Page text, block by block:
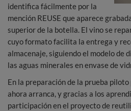
identifica fácilmente por la
mención REUSE que aparece
superior de la botella. El vino se
cuyo formato facilita la entrega y
almacenaje, siguiendo el modelo de
las aguas minerales en envase de
En la preparación de la prueba
ahora arranca, y gracias a los
participación en el proyecto de